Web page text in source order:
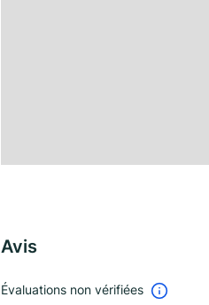
Avis
Évaluations non vérifiées